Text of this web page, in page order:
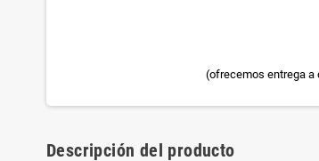
(ofrecemos entrega a
Descripción del producto